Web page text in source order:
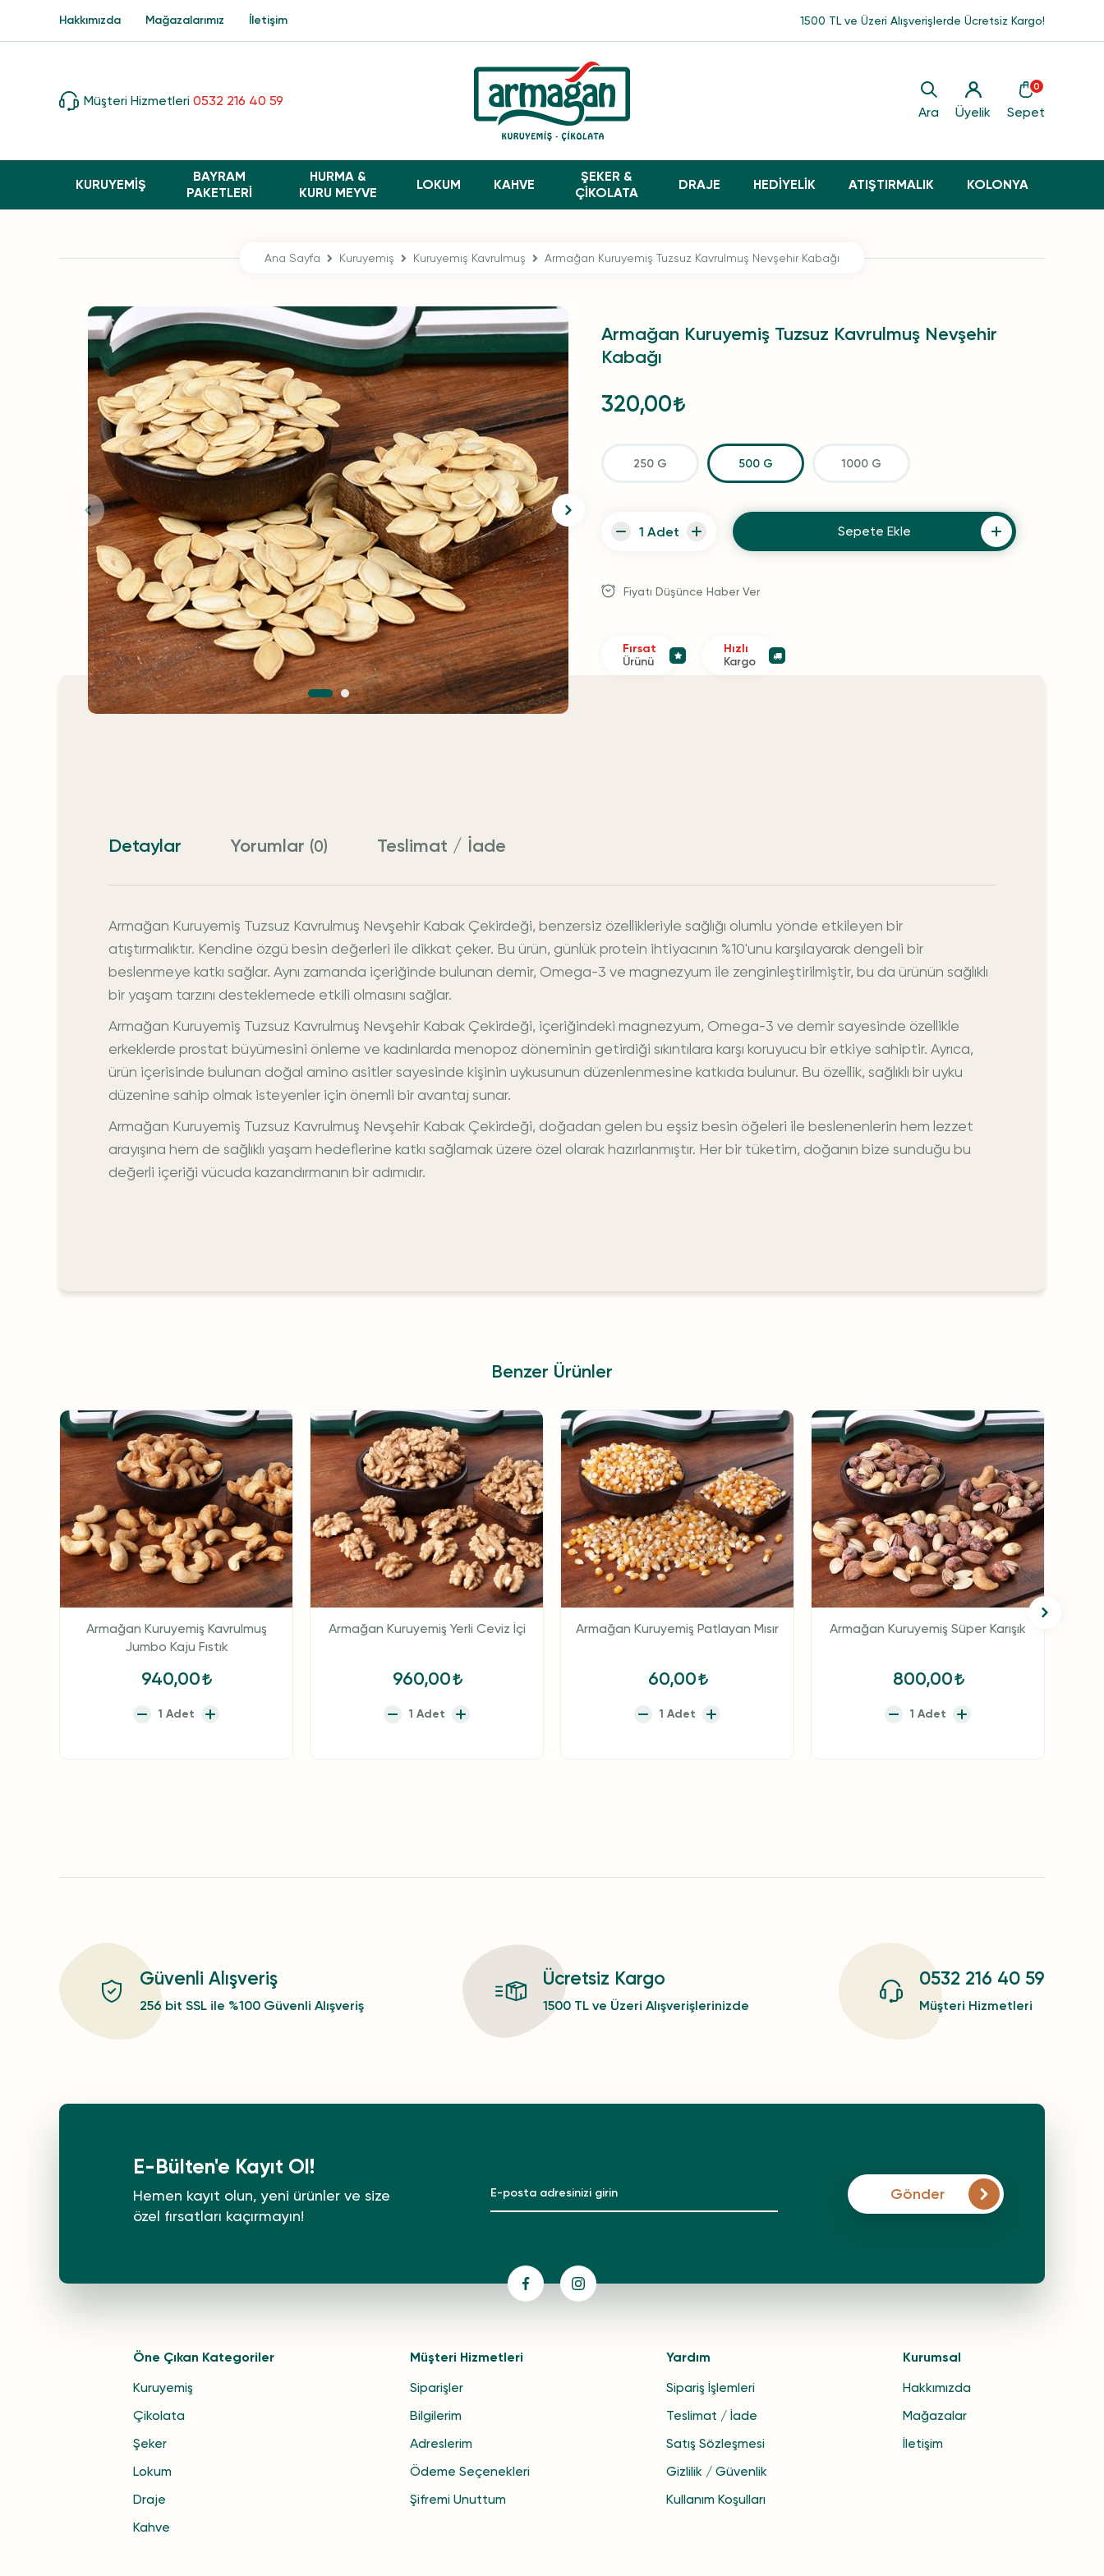
Müşteri Hizmetleri 0532 216 40 59
Ara Üyelik
0
Sepet
KURUYEMİŞ
BAYRAM
PAKETLERI
HURMA &
KURU MEYVE
LOKUM KAHVE
ŞEKER &
ÇİKOLATA
DRAJE HEDİYELİK ATIŞTIRMALIK KOLONYA
Hakkımızda Mağazalarımız İletişim 1500 TL ve Üzeri Alışverişlerde Ücretsiz Kargo!
Ana Sayfa Kuruyemiş Kuruyemiş Kavrulmuş Armağan Kuruyemiş Tuzsuz Kavrulmuş Nevşehir Kabağı
Armağan Kuruyemiş Tuzsuz Kavrulmuş Nevşehir
Kabağı
320,00
250 G 500 G 1000 G
Sepete Ekle
Fiyatı Düşünce Haber Ver
Fırsat
Ürünü
Hızlı
Kargo
Detaylar Yorumlar (0) Teslimat / İade
Armağan Kuruyemiş Tuzsuz Kavrulmuş Nevşehir Kabak Çekirdeği, benzersiz özellikleriyle sağlığı olumlu yönde etkileyen bir
atıştırmalıktır. Kendine özgü besin değerleri ile dikkat çeker. Bu ürün, günlük protein ihtiyacının %10'unu karşılayarak dengeli bir
beslenmeye katkı sağlar. Aynı zamanda içeriğinde bulunan demir, Omega-3 ve magnezyum ile zenginleştirilmiştir, bu da ürünün sağlıklı
bir yaşam tarzını desteklemede etkili olmasını sağlar.
Armağan Kuruyemiş Tuzsuz Kavrulmuş Nevşehir Kabak Çekirdeği, içeriğindeki magnezyum, Omega-3 ve demir sayesinde özellikle
erkeklerde prostat büyümesini önleme ve kadınlarda menopoz döneminin getirdiği sıkıntılara karşı koruyucu bir etkiye sahiptir. Ayrıca,
ürün içerisinde bulunan doğal amino asitler sayesinde kişinin uykusunun düzenlenmesine katkıda bulunur. Bu özellik, sağlıklı bir uyku
düzenine sahip olmak isteyenler için önemli bir avantaj sunar.
Armağan Kuruyemiş Tuzsuz Kavrulmuş Nevşehir Kabak Çekirdeği, doğadan gelen bu eşsiz besin öğeleri ile beslenenlerin hem lezzet
arayışına hem de sağlıklı yaşam hedeflerine katkı sağlamak üzere özel olarak hazırlanmıştır. Her bir tüketim, doğanın bize sunduğu bu
değerli içeriği vücuda kazandırmanın bir adımıdır.
Benzer Ürünler
Armağan Kuruyemiş Kavrulmuş
Jumbo Kaju Fıstık
940,00
Armağan Kuruyemiş Yerli Ceviz İçi
960,00
Armağan Kuruyemiş Patlayan Mısır
60,00
Armağan Kuruyemiş Süper Karışık
800,00
Güvenli Alışveriş
256 bit SSL ile %100 Güvenli Alışveriş
Ücretsiz Kargo
1500 TL ve Üzeri Alışverişlerinizde
0532 216 40 59
Müşteri Hizmetleri
E-Bülten'e Kayıt Ol!
Hemen kayıt olun, yeni ürünler ve size
özel fırsatları kaçırmayın!
Gönder
Öne Çıkan Kategoriler
Kuruyemiş
Çikolata
Şeker
Lokum
Draje
Kahve
Müşteri Hizmetleri
Siparişler
Bilgilerim
Adreslerim
Ödeme Seçenekleri
Şifremi Unuttum
Yardım
Sipariş İşlemleri
Teslimat / İade
Satış Sözleşmesi
Gizlilik / Güvenlik
Kullanım Koşulları
Kurumsal
Hakkımızda
Mağazalar
İletişim